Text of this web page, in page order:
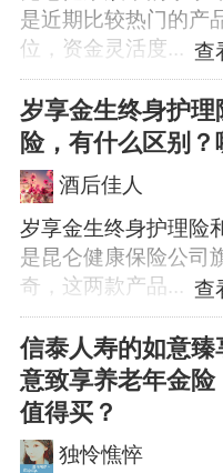
查
是近期比较热门的产
位，资金灵活度...
岁享金生终身护
险，有什么区别？
酒后佳人
查
岁享金生终身护理险
是昆仑健康保险公司
奇，这两款产品...
信泰人寿的如意
意致享养老年金
值得买？
独怜憔悴